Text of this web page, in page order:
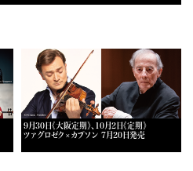
9月30日《大阪定期》、10月2日《定期》
ツァグロゼク×カプソン 7月20日発売